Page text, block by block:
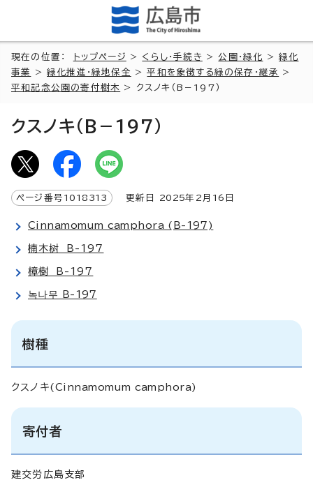
現在の位置： トップページ > くらし・手続き >公園・緑化 >緑化
事業
>緑化推進・緑地保全 >平和を象徴する緑の保存・継承
>
平和記念公園の寄付樹木
> クスノキ（B－197）
クスノキ（B－197）
ページ番号 1018313 更新日 2025年2月 16 日
Cinnamomum camphora (B-197)
楠木树 B-197
樟樹 B-197
녹나무 B-197
樹種
クスノキ(Cinnamomum camphora)
寄付者
建交労広島支部